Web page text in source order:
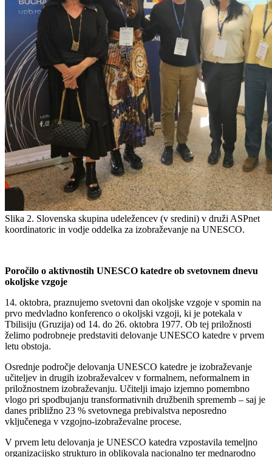
Slika 2. Slovenska skupina udeležencev (v sredini) v druži ASPnet
koordinatoric in vodje oddelka za izobraževanje na UNESCO.
Poročilo o aktivnostih UNESCO katedre ob svetovnem dnevu
okoljske vzgoje
14. oktobra, praznujemo svetovni dan okoljske vzgoje v spomin na
prvo medvladno konferenco o okoljski vzgoji, ki je potekala v
Tbilisiju (Gruzija) od 14. do 26. oktobra 1977. Ob tej priložnosti
želimo podrobneje predstaviti delovanje UNESCO katedre v prvem
letu obstoja.
Osrednje področje delovanja UNESCO katedre je izobraževanje
učiteljev in drugih izobraževalcev v formalnem, neformalnem in
priložnostnem izobraževanju. Učitelji imajo izjemno pomembno
vlogo pri spodbujanju transformativnih družbenih sprememb – saj je
danes približno 23 % svetovnega prebivalstva neposredno
vključenega v vzgojno-izobraževalne procese.
V prvem letu delovanja je UNESCO katedra vzpostavila temeljno
organizacijsko strukturo in oblikovala nacionalno ter mednarodno